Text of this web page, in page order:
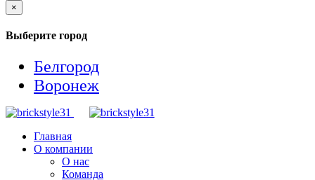
×
Выберите город
Белгород
Воронеж
Главная
О компании
О нас
Команда